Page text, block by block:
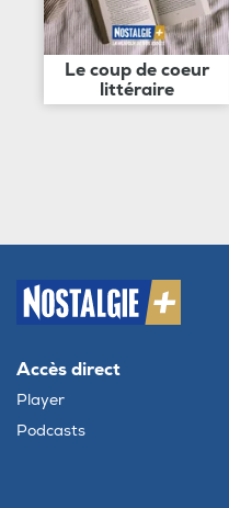
Le coup de coeur
littéraire
Accès direct
Player
Podcasts